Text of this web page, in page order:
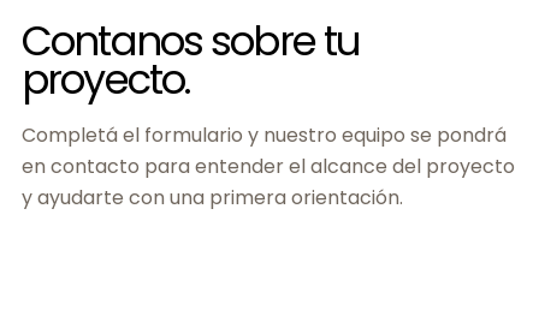
Contanos sobre tu
proyecto.
Completá el formulario y nuestro equipo se pondrá
en contacto para entender el alcance del proyecto
y ayudarte con una primera orientación.